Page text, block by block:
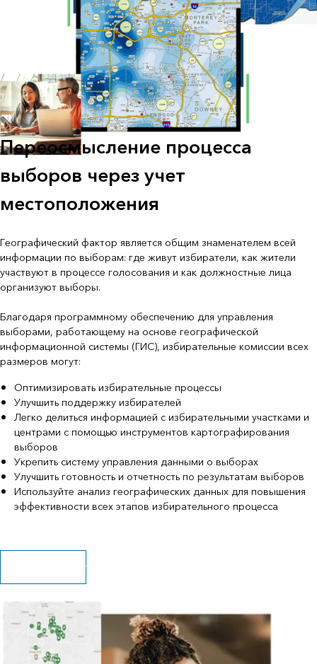
Переосмысление процесса
выборов через учет
местоположения
Географический фактор является общим знаменателем всей
информации по выборам: где живут избиратели, как жители
участвуют в процессе голосования и как должностные лица
организуют выборы.
Благодаря программному обеспечению для управления
выборами, работающему на основе географической
информационной системы (ГИС), избирательные комиссии всех
размеров могут:
Оптимизировать избирательные процессы
Улучшить поддержку избирателей
Легко делиться информацией с избирательными участками и
центрами с помощью инструментов картографирования
выборов
Укрепить систему управления данными о выборах
Улучшить готовность и отчетность по результатам выборов
Используйте анализ географических данных для повышения
эффективности всех этапов избирательного процесса
Скачать брошюру